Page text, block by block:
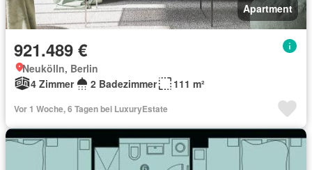
Apartment
921.489 €
Neukölln, Berlin
4 Zimmer
2 Badezimmer 111 m²
Vor 1 Woche, 6 Tagen bei LuxuryEstate